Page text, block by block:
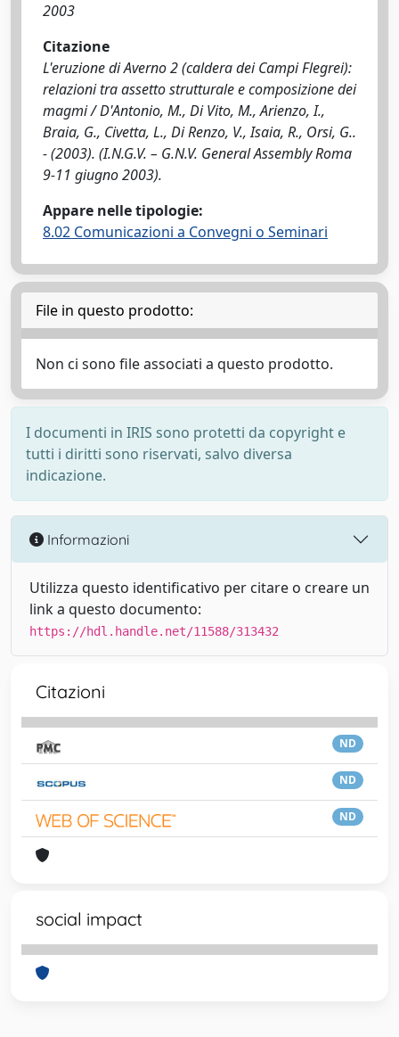
2003
Citazione
L'eruzione di Averno 2 (caldera dei Campi Flegrei):
relazioni tra assetto strutturale e composizione dei
magmi / D'Antonio, M., Di Vito, M., Arienzo, I.,
Braia, G., Civetta, L., Di Renzo, V., Isaia, R., Orsi, G..
- (2003). (I.N.G.V. – G.N.V. General Assembly Roma
9-11 giugno 2003).
Appare nelle tipologie:
8.02 Comunicazioni a Convegni o Seminari
File in questo prodotto:
Non ci sono file associati a questo prodotto.
I documenti in IRIS sono protetti da copyright e
tutti i diritti sono riservati, salvo diversa
indicazione.
Informazioni
Utilizza questo identificativo per citare o creare un
link a questo documento:
https://hdl.handle.net/11588/313432
Citazioni
ND
ND
ND
social impact